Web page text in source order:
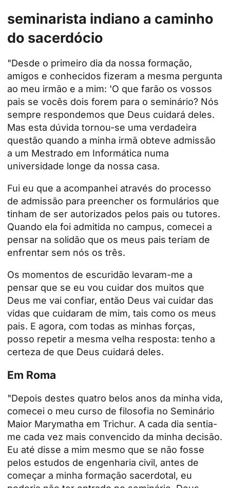
seminarista indiano a caminho
do sacerdócio
"Desde o primeiro dia da nossa formação,
amigos e conhecidos fizeram a mesma pergunta
ao meu irmão e a mim: 'O que farão os vossos
pais se vocês dois forem para o seminário? Nós
sempre respondemos que Deus cuidará deles.
Mas esta dúvida tornou-se uma verdadeira
questão quando a minha irmã obteve admissão
a um Mestrado em Informática numa
universidade longe da nossa casa.
Fui eu que a acompanhei através do processo
de admissão para preencher os formulários que
tinham de ser autorizados pelos pais ou tutores.
Quando ela foi admitida no campus, comecei a
pensar na solidão que os meus pais teriam de
enfrentar sem nós os três.
Os momentos de escuridão levaram-me a
pensar que se eu vou cuidar dos muitos que
Deus me vai confiar, então Deus vai cuidar das
vidas que cuidaram de mim, tais como os meus
pais. E agora, com todas as minhas forças,
posso repetir a mesma velha resposta: tenho a
certeza de que Deus cuidará deles.
Em Roma
"Depois destes quatro belos anos da minha vida,
comecei o meu curso de filosofia no Seminário
Maior Marymatha em Trichur. A cada dia sentia-
me cada vez mais convencido da minha decisão.
Eu até disse a mim mesmo que se não fosse
pelos estudos de engenharia civil, antes de
começar a minha formação sacerdotal, eu